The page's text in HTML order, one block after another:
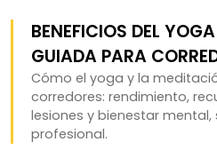
BENEFICIOS DEL
GUIADA PARA
Cómo el yoga y la
corredores: rendimiento,
lesiones y bienestar
profesional.